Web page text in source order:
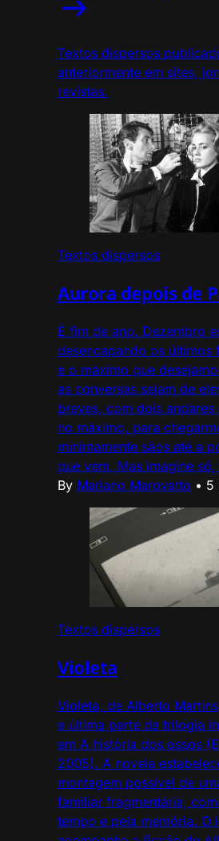
Textos dispersos
anteriormente em sites,
revistas.
Textos dispersos
Aurora depois de
É fim de ano. Dezembro
desencapando os últimos
e o máximo que
as conversas sejam de
breves, com dois andares
no máximo, para
minimamente sãos até a
que vem. Mas imagine
By Mariano Marovatto • 5
Textos dispersos
Violeta
Violeta, de Alberto
e última parte da trilogia
em A história dos ossos
2005). A novela
montagem possível de
familiar fragmentária,
tempo e pela memória. O